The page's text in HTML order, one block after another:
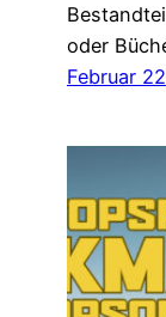
oder
Februar